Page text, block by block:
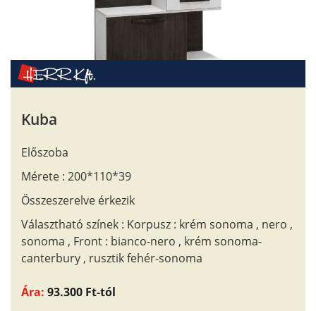
Kuba
Előszoba
Mérete : 200*110*39
Összeszerelve érkezik
Választható színek : Korpusz : krém sonoma , nero ,
sonoma , Front : bianco-nero , krém sonoma-
canterbury , rusztik fehér-sonoma
Ára: 93.300 Ft-tól